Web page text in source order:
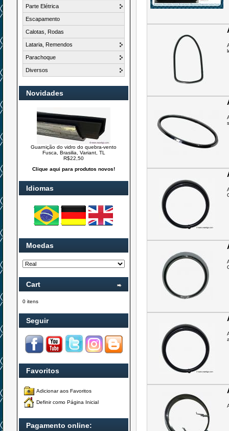
Parte Elétrica
Escapamento
Calotas, Rodas
Lataria, Remendos
Parachoque
Diversos
Novidades
Guarnição do vidro do quebra-vento
Fusca, Brasilia, Variant, TL
R$22,50
Clique aqui para produtos novos!
Idiomas
Moedas
Cart
0 itens
Seguir
Favoritos
Adicionar aos Favoritos
Definir como Página Inicial
Pagamento online: